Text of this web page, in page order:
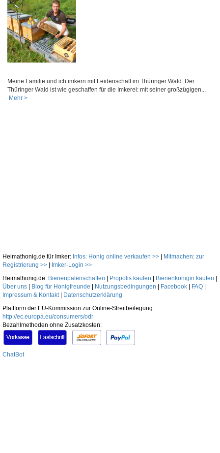
Meine Familie und ich imkern mit Leidenschaft im Thüringer Wald. Der
Thüringer Wald ist wie geschaffen für die Imkerei: mit seiner großzügigen...
Mehr >
Heimathonig.de für Imker: Infos: Honig online verkaufen >>
Mitmachen: zur
Registrierung >>
Imker-Login >>
Heimathonig.de: Bienenpatenschaften Propolis kaufen Bienenkönigin kaufen
Über uns
Blog für Honigfreunde Nutzungsbedingungen Facebook FAQ
Impressum & Kontakt|
Datenschutzerklärung
Plattform der EU-Kommission zur Online-Streitbeilegung:
http://ec.europa.eu/consumers/odr
Bezahlmethoden ohne Zusatzkosten:
ChatBot